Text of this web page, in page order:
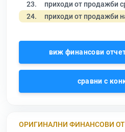
23. приходи от продажби
24. приходи от продажби
виж финансови
сравни с
ОРИГИНАЛНИ ФИНАНСОВИ